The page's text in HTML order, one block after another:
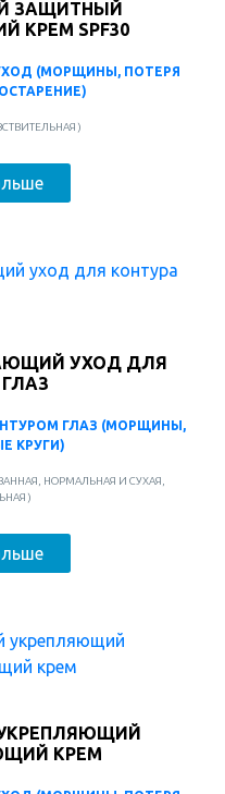
ЗАЩИТНЫЙ
КРЕМ SPF30
(МОРЩИНЫ, ПОТЕРЯ
)
УХОД ДЛЯ
ГЛАЗ (МОРЩИНЫ,
КРУГИ)
НОРМАЛЬНАЯ И СУХАЯ,
)
УКРЕПЛЯЮЩИЙ
КРЕМ